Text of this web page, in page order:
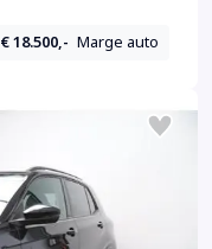
€ 18.500,- Marge auto